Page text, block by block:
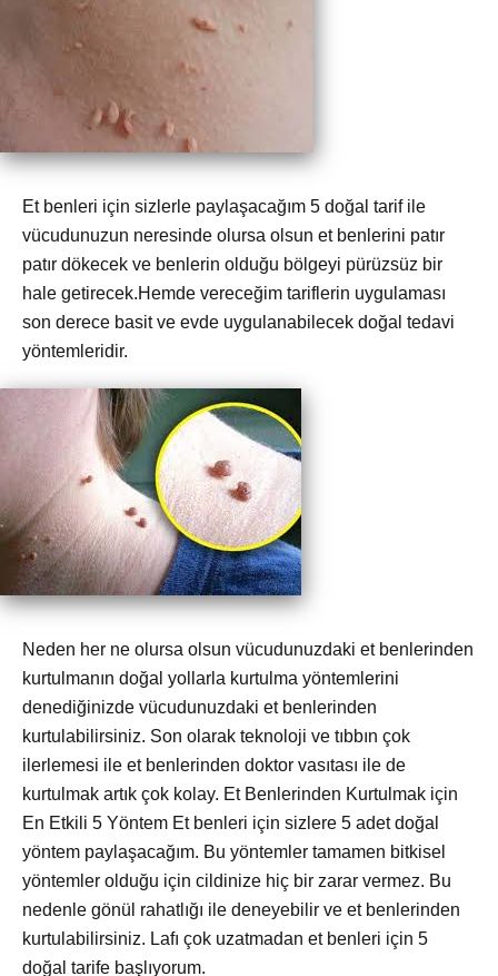
Et benleri için sizlerle paylaşacağım 5 doğal tarif ile
vücudunuzun neresinde olursa olsun et benlerini patır
patır dökecek ve benlerin olduğu bölgeyi pürüzsüz bir
hale getirecek.Hemde vereceğim tariflerin uygulaması
son derece basit ve evde uygulanabilecek doğal tedavi
yöntemleridir.
Neden her ne olursa olsun vücudunuzdaki et benlerinden
kurtulmanın doğal yollarla kurtulma yöntemlerini
denediğinizde vücudunuzdaki et benlerinden
kurtulabilirsiniz. Son olarak teknoloji ve tıbbın çok
ilerlemesi ile et benlerinden doktor vasıtası ile de
kurtulmak artık çok kolay. Et Benlerinden Kurtulmak için
En Etkili 5 Yöntem Et benleri için sizlere 5 adet doğal
yöntem paylaşacağım. Bu yöntemler tamamen bitkisel
yöntemler olduğu için cildinize hiç bir zarar vermez. Bu
nedenle gönül rahatlığı ile deneyebilir ve et benlerinden
kurtulabilirsiniz. Lafı çok uzatmadan et benleri için 5
doğal tarife başlıyorum.